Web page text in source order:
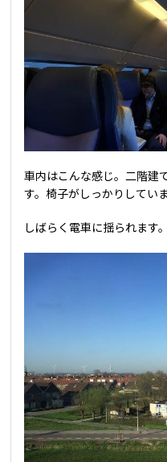
車内はこんな感じ。二階建
す。椅子がしっかりしていま
しばらく電車に揺られます。